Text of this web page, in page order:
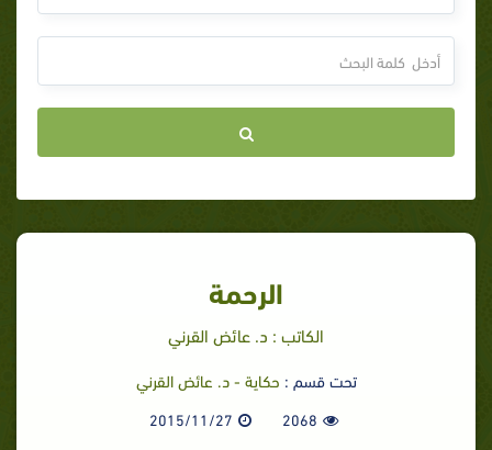
الرحمة
الكاتب : د. عائض القرني
تحت قسم : حكاية - د. عائض القرني
2068
2015/11/27